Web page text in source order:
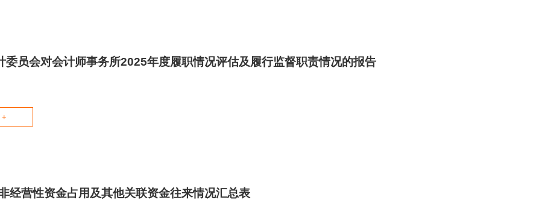
委员会对会计师事务所2025年度履职情况评估及履行监督职责情况的报告
+
经营性资金占用及其他关联资金往来情况汇总表